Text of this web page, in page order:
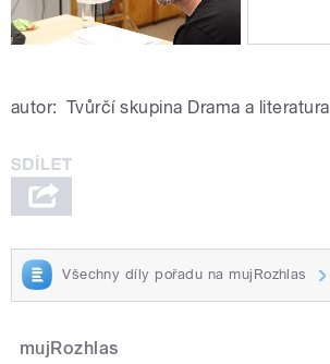
autor: Tvůrčí skupina Drama a literatura
Všechny díly pořadu na mujRozhlas
mujRozhlas